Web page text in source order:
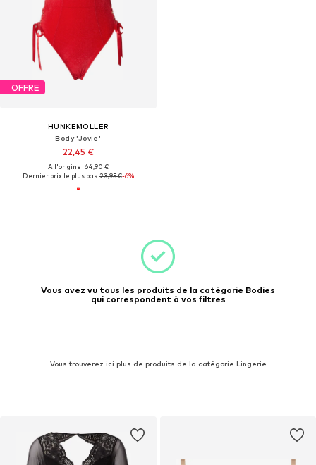
OFFRE
HUNKEMÖLLER
Body 'Jovie'
22,45 €
À l'origine : 64,90 €
Dernier prix le plus bas :23,95 €-6%
Vous avez vu tous les produits de la catégorie Bodies
qui correspondent à vos filtres
Vous trouverez ici plus de produits de la catégorie Lingerie